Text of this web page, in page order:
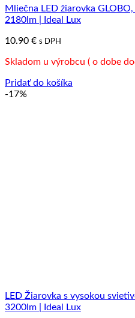
Mliečna LED žiarovka
2180lm | Ideal Lux
10.90 € s DPH
Skladom u výrobcu ( o dobe
Pridať do košíka
-17%
LED Žiarovka s vysokou
3200lm | Ideal Lux